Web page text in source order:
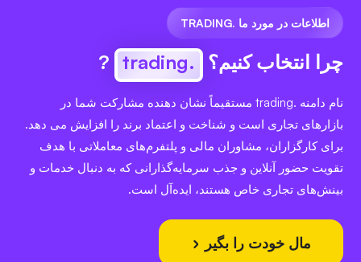
اطلاعات در مورد ما .TRADING
چرا انتخاب کنیم؟ .trading
?
نام دامنه .trading مستقیماً نشان دهنده مشارکت شما در
بازارهای تجاری است و شناخت و اعتماد برند را افزایش می دهد.
برای کارگزاران، مشاوران مالی و پلتفرم‌های معاملاتی با هدف
تقویت حضور آنلاین و جذب سرمایه‌گذارانی که به دنبال خدمات و
بینش‌های تجاری خاص هستند، ایده‌آل است.
مال خودت را بگیر